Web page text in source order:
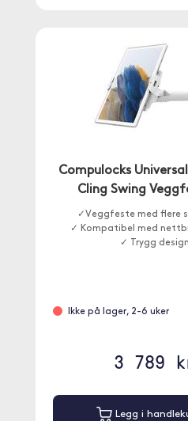
Compulocks
Cling Swing
✓Veggfeste med flere
✓ Kompatibel med
✓ Trygg design
Ikke på lager, 2-6 uker
3 789
Legg i